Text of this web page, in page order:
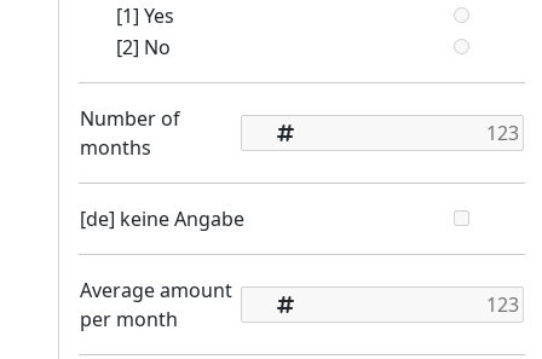
[1] Yes
[2] No
Number of
months
[de] keine Angabe
Average amount
per month